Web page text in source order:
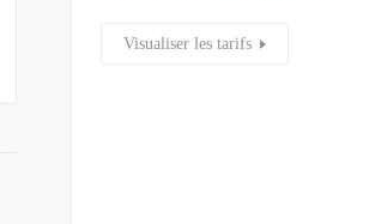
Visualiser les tarifs